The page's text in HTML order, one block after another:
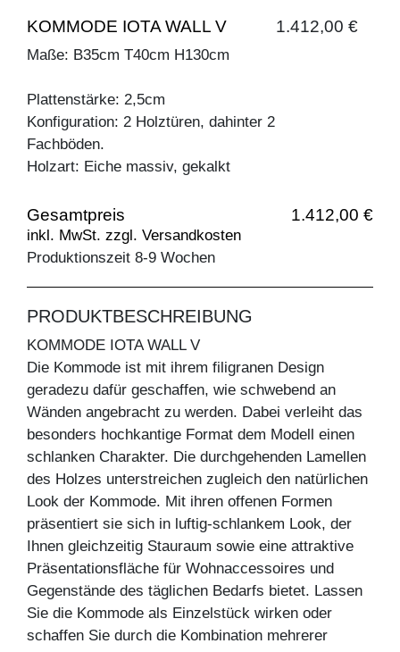
KOMMODE IOTA WALL V 1.412,00 €
Maße: B35cm T40cm H130cm
Plattenstärke: 2,5cm
Konfiguration: 2 Holztüren, dahinter 2
Fachböden.
Holzart: Eiche massiv, gekalkt
Gesamtpreis 1.412,00 €
inkl. MwSt. zzgl. Versandkosten
Produktionszeit 8-9 Wochen
PRODUKTBESCHREIBUNG
KOMMODE IOTA WALL V
Die Kommode ist mit ihrem filigranen Design
geradezu dafür geschaffen, wie schwebend an
Wänden angebracht zu werden. Dabei verleiht das
besonders hochkantige Format dem Modell einen
schlanken Charakter. Die durchgehenden Lamellen
des Holzes unterstreichen zugleich den natürlichen
Look der Kommode. Mit ihren offenen Formen
präsentiert sie sich in luftig-schlankem Look, der
Ihnen gleichzeitig Stauraum sowie eine attraktive
Präsentationsfläche für Wohnaccessoires und
Gegenstände des täglichen Bedarfs bietet. Lassen
Sie die Kommode als Einzelstück wirken oder
schaffen Sie durch die Kombination mehrerer